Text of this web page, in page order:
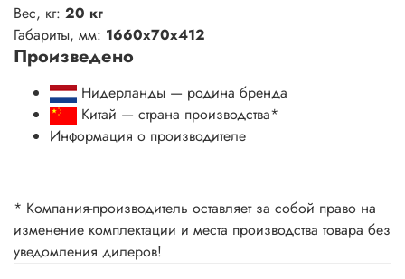
Вес, кг: 20 кг
Габариты, мм: 1660х70х412
Произведено
Нидерланды — родина бренда
Китай — страна производства*
Информация о производителе
* Компания-производитель оставляет за собой право на
изменение комплектации и места производства товара без
уведомления дилеров!